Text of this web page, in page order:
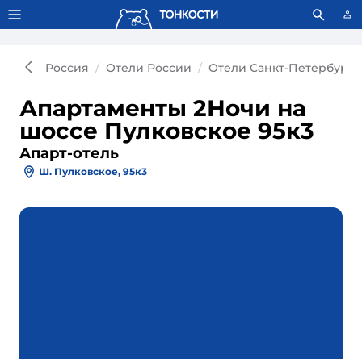
Тонкости используют сookie-файлы. Что это значит?
Россия Отели России Отели Санкт-Петербурга
Апартаменты 2Ночи на
шоссе Пулковское 95к3
Апарт-отель
Ш. Пулковское, 95к3